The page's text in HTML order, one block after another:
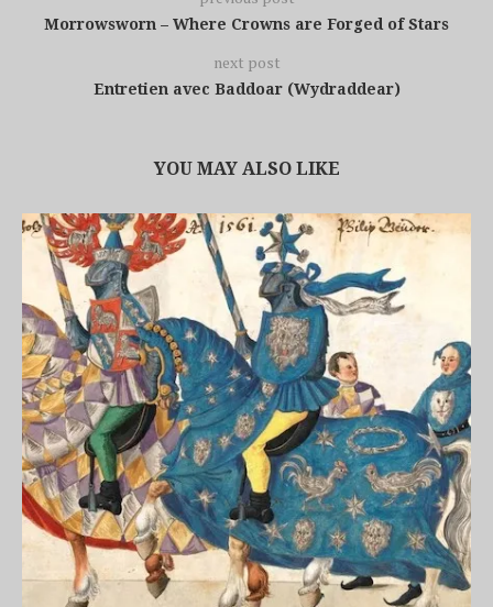
Morrowsworn – Where Crowns are Forged of Stars
next post
Entretien avec Baddoar (Wydraddear)
YOU MAY ALSO LIKE